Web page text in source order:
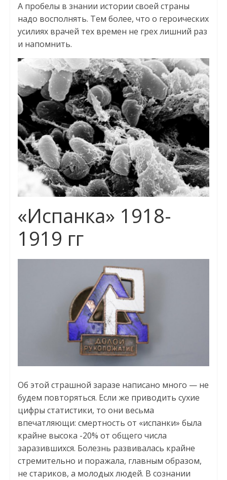
А пробелы в знании истории своей страны
надо восполнять. Тем более, что о героических
усилиях врачей тех времен не грех лишний раз
и напомнить.
«Испанка» 1918-
1919 гг
Об этой страшной заразе написано много — не
будем повторяться. Если же приводить сухие
цифры статистики, то они весьма
впечатляющи: смертность от «испанки» была
крайне высока -20% от общего числа
заразившихся. Болезнь развивалась крайне
стремительно и поражала, главным образом,
не стариков, а молодых людей. В сознании